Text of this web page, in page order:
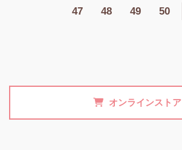
47 48 49 50
オンラインストア